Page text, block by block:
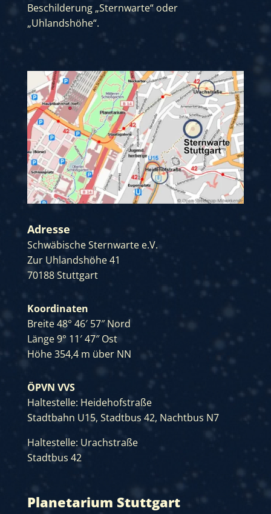
Beschilderung „Sternwarte“ oder
„Uhlandshöhe“.
Adresse
Schwäbische Sternwarte e.V.
Zur Uhlandshöhe 41
70188 Stuttgart
Koordinaten
Breite 48° 46′ 57″ Nord
Länge 9° 11′ 47″ Ost
Höhe 354,4 m über NN
ÖPVN VVS
Haltestelle: Heidehofstraße
Stadtbahn U15, Stadtbus 42, Nachtbus N7
Haltestelle: Urachstraße
Stadtbus 42
Planetarium Stuttgart